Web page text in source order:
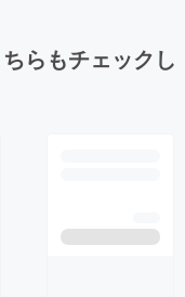
らもチェックし